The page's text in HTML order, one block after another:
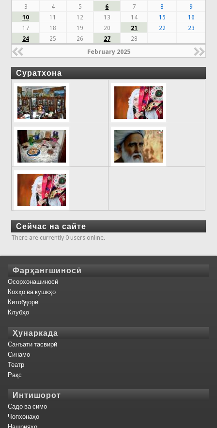
3
4 5 6 7 8
9
10
11 12 13 14 15
16
17
18 19 20 21 22
23
24
25 26 27 28
February 2025
Суратхона
Сейчас на сайте
There are currently 0 users online.
Фарҳангшиносӣ
Осорхонашиносӣ
Кохҳо ва кушкҳо
Китобдорӣ
Клубҳо
Ҳунаркада
Санъати тасвирӣ
Синамо
Театр
Рақс
Интишорот
Садо ва симо
Чопхонаҳо